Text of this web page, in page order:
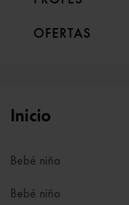
OFERTAS
Inicio
Bebé niña
Bebé niño